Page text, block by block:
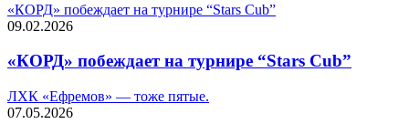
«КОРД» побеждает на турнире “Stars Cub”
09.02.2026
«КОРД» побеждает на турнире “Stars Cub”
ЛХК «Ефремов» — тоже пятые.
07.05.2026